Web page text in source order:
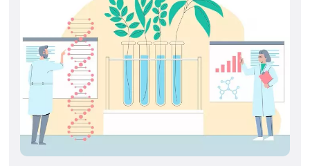
preliminares sugerem que o CBC pode promover a
neurogênese, apoiando a saúde cerebral e a função
cognitiva.Potencial antide...